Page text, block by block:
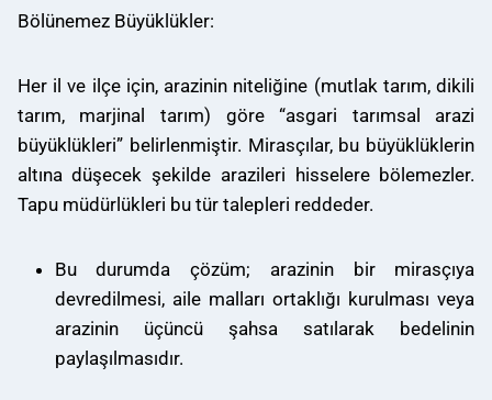
Bölünemez Büyüklükler:
Her il ve ilçe için, arazinin niteliğine (mutlak tarım, dikili
tarım, marjinal tarım) göre “asgari tarımsal arazi
büyüklükleri” belirlenmiştir. Mirasçılar, bu büyüklüklerin
altına düşecek şekilde arazileri hisselere bölemezler.
Tapu müdürlükleri bu tür talepleri reddeder.
Bu durumda çözüm; arazinin bir mirasçıya
devredilmesi, aile malları ortaklığı kurulması veya
arazinin üçüncü şahsa satılarak bedelinin
paylaşılmasıdır.